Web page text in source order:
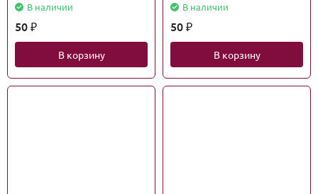
В наличии
50 ₽
В корзину
В наличии
50 ₽
В корзину